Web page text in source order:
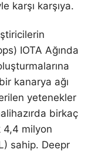
karşı karşıya.
IOTA Ağında
kanarya ağı
yetenekler
birkaç
4,4 milyon
sahip. Deepr